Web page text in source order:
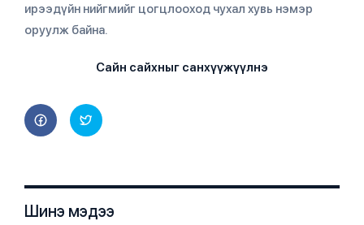
ирээдүйн нийгмийг цогцлооход чухал хувь нэмэр
оруулж байна.
Сайн сайхныг санхүүжүүлнэ
Шинэ мэдээ